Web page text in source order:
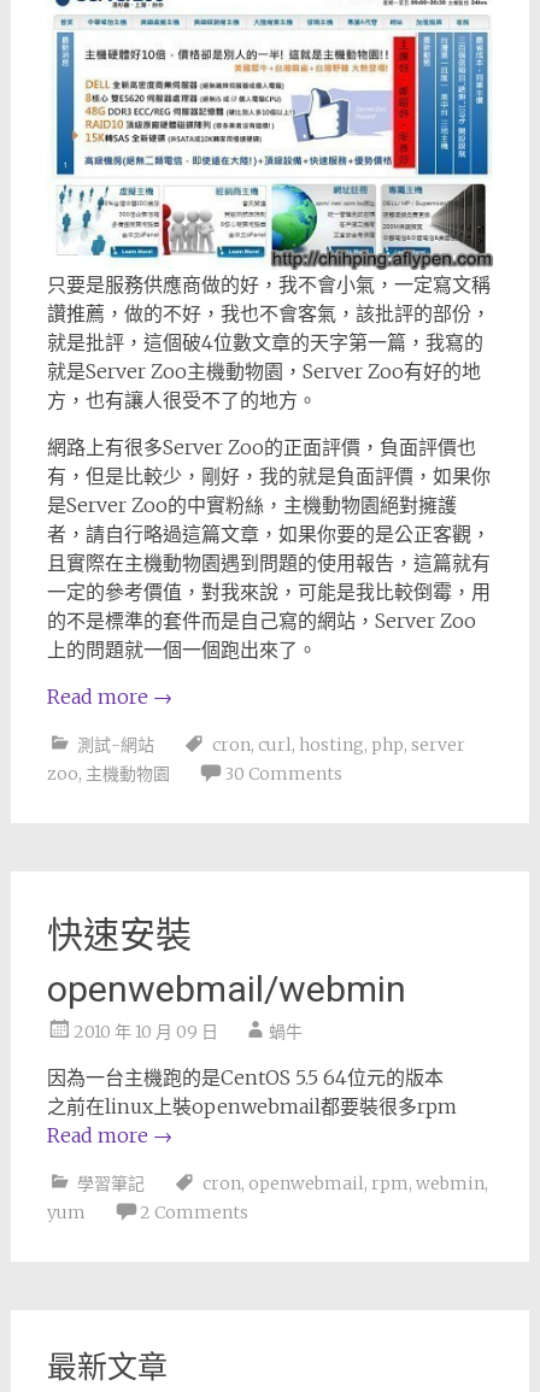
只要是服務供應商做的好，我不會小氣，一定寫文稱
讚推薦，做的不好，我也不會客氣，該批評的部份，
就是批評，這個破4位數文章的天字第一篇，我寫的
就是Server Zoo主機動物園，Server Zoo有好的地
方，也有讓人很受不了的地方。
網路上有很多Server Zoo的正面評價，負面評價也
有，但是比較少，剛好，我的就是負面評價，如果你
是Server Zoo的中實粉絲，主機動物園絕對擁護
者，請自行略過這篇文章，如果你要的是公正客觀，
且實際在主機動物園遇到問題的使用報告，這篇就有
一定的參考價值，對我來說，可能是我比較倒霉，用
的不是標準的套件而是自己寫的網站，Server Zoo
上的問題就一個一個跑出來了。
Read more →
測試-網站 cron, curl, hosting, php, server
zoo, 主機動物園 30 Comments
快速安裝
openwebmail/webmin
2010 年 10 月 09 日 蝸牛
因為一台主機跑的是CentOS 5.5 64位元的版本
之前在linux上裝openwebmail都要裝很多rpm
Read more →
學習筆記 cron, openwebmail, rpm, webmin,
yum
2 Comments
最新文章